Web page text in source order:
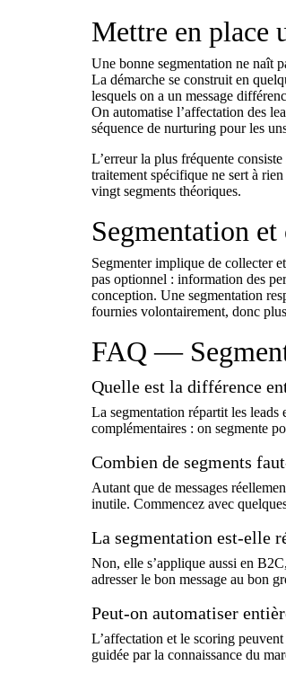
Mettre en place
Une bonne segmentation ne naît
La démarche se construit en
lesquels on a un message
On automatise l’affectation des
séquence de nurturing pour les
L’erreur la plus fréquente
traitement spécifique ne sert à
vingt segments théoriques.
Segmentation
Segmenter implique de collecter
pas optionnel : information des
conception. Une segmentation
fournies volontairement, donc
FAQ —
Quelle est la différence
La segmentation répartit les
complémentaires : on segmente
Combien de segments
Autant que de messages
inutile. Commencez avec
La segmentation est-elle
Non, elle s’applique aussi en
adresser le bon message au bon
Peut-on automatiser
L’affectation et le scoring
guidée par la connaissance du